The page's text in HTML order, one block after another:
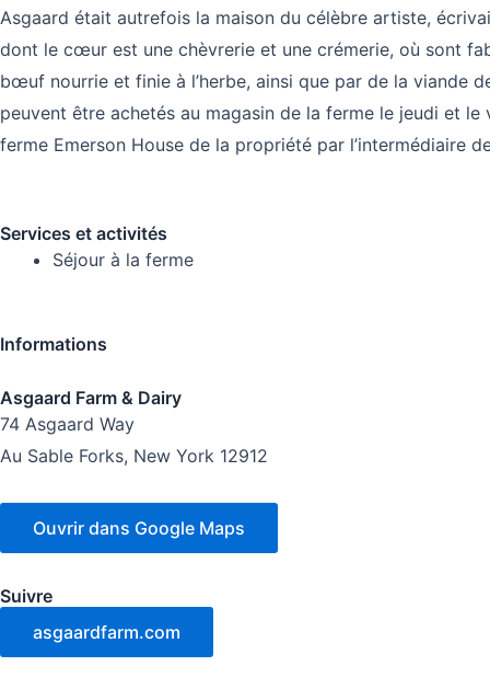
Asgaard était autrefois la maison du célèbre artiste,
dont le cœur est une chèvrerie et une crémerie, où sont
bœuf nourrie et finie à l’herbe, ainsi que par de la viande
peuvent être achetés au magasin de la ferme le jeudi et le
ferme Emerson House de la propriété par l’intermédiaire de
Services et activités
Séjour à la ferme
Informations
Asgaard Farm & Dairy
74 Asgaard Way
Au Sable Forks, New York 12912
Ouvrir dans Google Maps
Suivre
asgaardfarm.com